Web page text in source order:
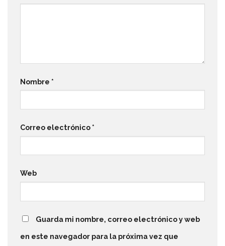
Nombre *
Correo electrónico *
Web
Guarda mi nombre, correo electrónico y web
en este navegador para la próxima vez que